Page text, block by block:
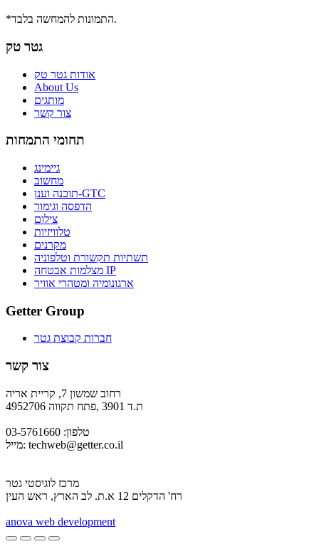
*התמונות להמחשה בלבד.
גטר טק
אודות גטר טק
About Us
מותגים
צור קשר
תחומי התמחות
גיימינג
מחשוב
תוכנה וענן-GTC
הדפסה וגימור
צילום
טלוויזיות
מקרנים
תשתיות תקשורת וטלפוניה
מצלמות אבטחה IP
ארגונומיה ומטהרי אוויר
Getter Group
חברות קבוצת גטר
צור קשר
רחוב שמשון 7, קריית אריה
ת.ד 3901 ,פתח תקווה 4952706
טלפון: 03-5761660
מייל: techweb@getter.co.il
מרכז לוגיסטי גטר
רח' הדקלים 12 א.ת. לב הארץ, ראש העין
anova web development